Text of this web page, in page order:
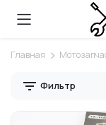
Главная
Фильтр